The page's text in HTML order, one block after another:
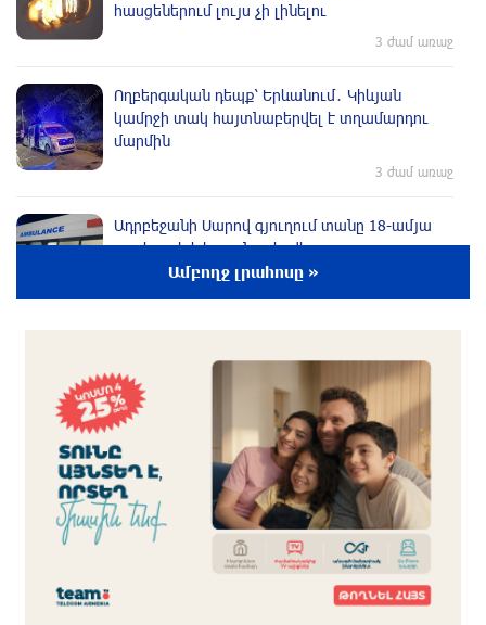
հասցեներում լույս չի լինելու
3 ժամ առաջ
Ողբերգական դեպք՝ Երևանում․ Կիևյան
կամրջի տակ հայտնաբերվել է տղամարդու
մարմին
3 ժամ առաջ
Ադրբեջանի Սարով գյուղում տանը 18-ամյա
աղջկա դի է հայտնաբերվել
2 ժամ առաջ
Արտակարգ դեպք՝ Երևանում․ կոտրել են
«Հույս բոլոր մարդկանց» հիմնադրամի շենքի
պատուհաններն ու դռները
2 ժամ առաջ
Ալիևն ու Թրամփը հեռախոսազրույց են
Ամբողջ լրահոսը »